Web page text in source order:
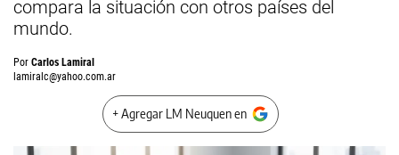
compara la situación con otros países del
mundo.
Por Carlos Lamiral
lamiralc@yahoo.com.ar
+ Agregar LM Neuquen en